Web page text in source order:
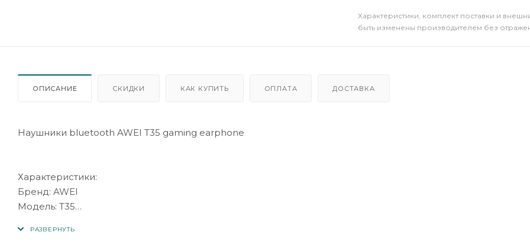
Xарактеристики, комплект поставки и
быть изменены производителем без
ОПИСАНИЕ СКИДКИ КАК КУПИТЬ ОПЛАТА ДОСТАВКА
Наушники bluetooth AWEI T35 gaming earphone
Характеристики:
Бренд: AWEI
Модель: T35